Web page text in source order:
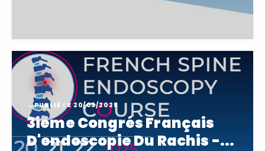
-PUBLIÉ LE20/03/2025
3ieme Congrés Français
D'endoscopie Du Rachis -...